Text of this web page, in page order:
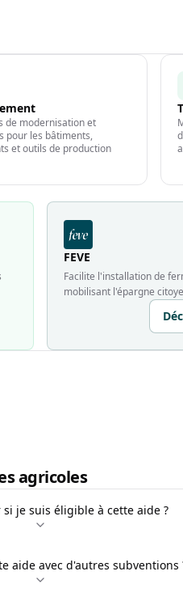
de modernisation et
pour les bâtiments,
et outils de production
FEVE
Facilite l'installation de
mobilisant l'épargne
agricoles
je suis éligible à cette aide ?
aide avec d'autres subventions